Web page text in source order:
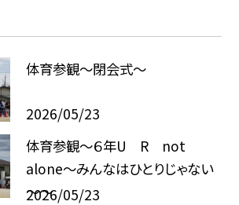
体育参観～閉会式～
2026/05/23
体育参観～６年U R not
alone～みんなはひとりじゃない
～～
2026/05/23